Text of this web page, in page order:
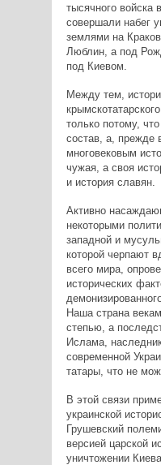
тысячного войска
совершали набег
землями на
Люблин, а под
под Киевом.
Между тем,
только потому,
состав, а, прежде
многовековым
чужая, а своя
и история славян.
Активно
некоторыми
западной и
которой черпают
всего мира,
исторических
Наша страна
степью, а
Ислама,
современной
татары, что не
В этой связи
украинской
Грушевский
версией царской
уничтожении